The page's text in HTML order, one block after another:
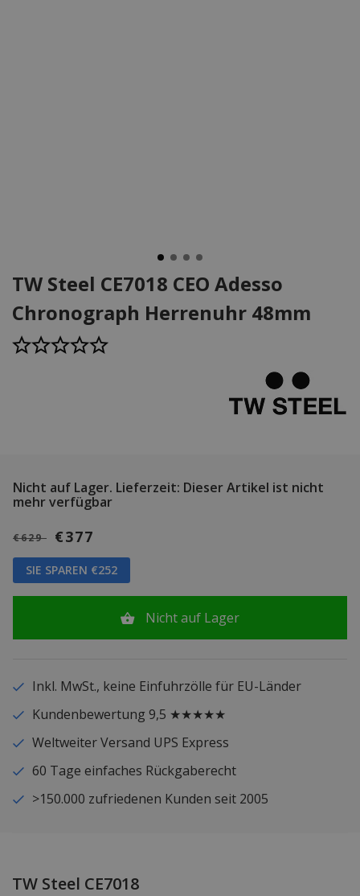
TW Steel CE7018 CEO Adesso
Chronograph Herrenuhr 48mm
Nicht auf Lager. Lieferzeit: Dieser Artikel ist nicht
mehr verfügbar
€629 €377
SIE SPAREN €252
Nicht auf Lager
Inkl. MwSt., keine Einfuhrzölle für EU-Länder
Kundenbewertung 9,5 ★★★★★
Weltweiter Versand UPS Express
60 Tage einfaches Rückgaberecht
>150.000 zufriedenen Kunden seit 2005
TW Steel CE7018